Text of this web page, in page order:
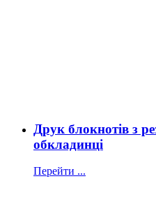
Друк блокнотів з
обкладинці
Перейти ...